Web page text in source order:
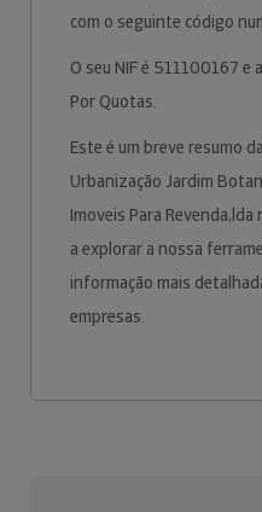
com o seguinte código
O seu NIF é 511100167 e
Por Quotas.
Este é um breve resumo
Urbanização Jardim
Imoveis Para
a explorar a nossa
informação mais
empresas.